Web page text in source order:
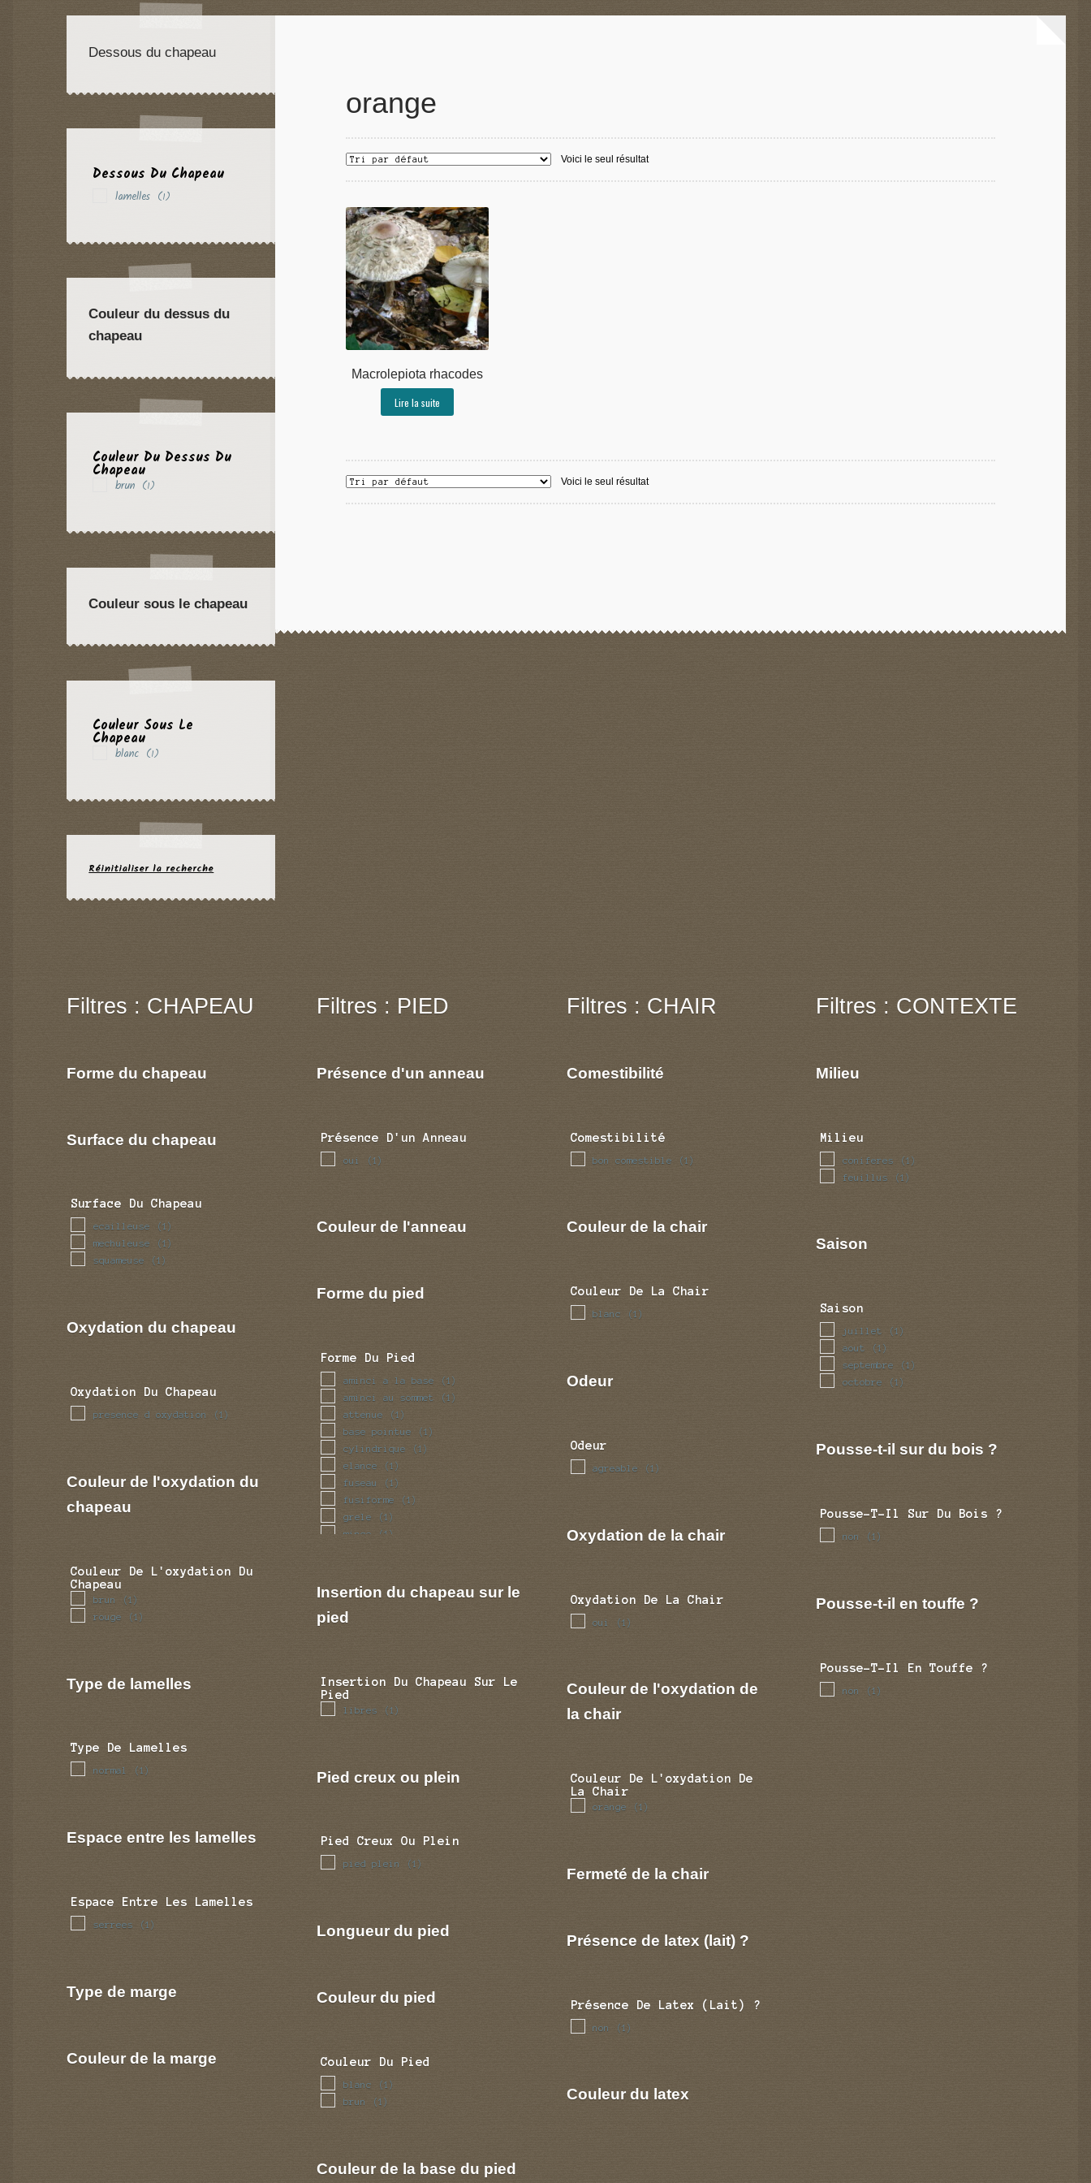
orange
Voici le seul résultat
Macrolepiota rhacodes
Lire la suite
Voici le seul résultat
Dessous du chapeau
Dessous Du Chapeau
lamelles (1)
Couleur du dessus du
chapeau
Couleur Du Dessus Du
Chapeau
brun (1)
Couleur sous le chapeau
Couleur Sous Le
Chapeau
blanc (1)
Réinitialiser la recherche
Filtres : CHAPEAU
Forme du chapeau
Surface du chapeau
Surface Du Chapeau
ecailleuse (1)
mechuleuse (1)
squameuse (1)
Oxydation du chapeau
Oxydation Du Chapeau
presence d oxydation (1)
Couleur de l'oxydation du
chapeau
Couleur De L'oxydation Du
Chapeau
brun (1)
rouge (1)
Type de lamelles
Type De Lamelles
normal (1)
Espace entre les lamelles
Espace Entre Les Lamelles
serrees (1)
Type de marge
Couleur de la marge
Filtres : PIED
Présence d'un anneau
Présence D'un Anneau
oui (1)
Couleur de l'anneau
Forme du pied
Forme Du Pied
aminci a la base (1)
aminci au sommet (1)
attenue (1)
base pointue (1)
cylindrique (1)
elance (1)
fuseau (1)
fusiforme (1)
grele (1)
mince (1)
Insertion du chapeau sur le
pied
Insertion Du Chapeau Sur Le
Pied
libres (1)
Pied creux ou plein
Pied Creux Ou Plein
pied plein (1)
Longueur du pied
Couleur du pied
Couleur Du Pied
blanc (1)
brun (1)
Couleur de la base du pied
Filtres : CHAIR
Comestibilité
Comestibilité
bon comestible (1)
Couleur de la chair
Couleur De La Chair
blanc (1)
Odeur
Odeur
agreable (1)
Oxydation de la chair
Oxydation De La Chair
oui (1)
Couleur de l'oxydation de
la chair
Couleur De L'oxydation De
La Chair
orange (1)
Fermeté de la chair
Présence de latex (lait) ?
Présence De Latex (lait) ?
non (1)
Couleur du latex
Filtres : CONTEXTE
Milieu
Milieu
coniferes (1)
feuillus (1)
Saison
Saison
juillet (1)
aout (1)
septembre (1)
octobre (1)
Pousse-t-il sur du bois ?
Pousse-T-Il Sur Du Bois ?
non (1)
Pousse-t-il en touffe ?
Pousse-T-Il En Touffe ?
non (1)